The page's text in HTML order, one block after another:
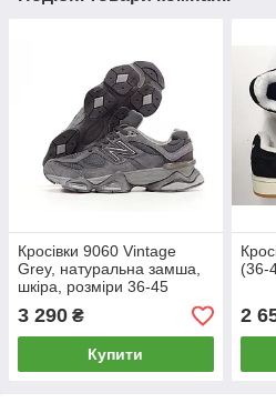
Кросівки 9060 Vintage
Grey, натуральна замша,
шкіра, розміри 36-45
3 290 ₴
Купити
(36-
2